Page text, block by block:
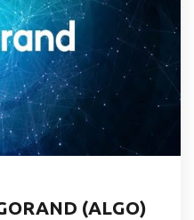
(ALGO)